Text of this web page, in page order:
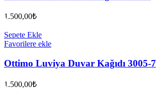
1.500,00₺
Sepete Ekle
Favorilere ekle
Ottimo Luviya Duvar Kağıdı 3005-7
1.500,00₺